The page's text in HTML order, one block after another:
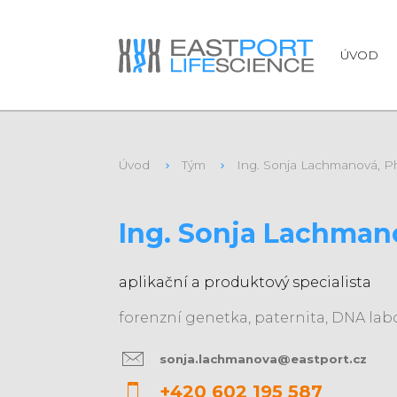
ÚVOD
Úvod Tým Ing. Sonja Lachmanová,
S kým se
Ing. Sonja
aplikační a produktový specialista
forenzní genetka, paternita, DNA
sonja.lachmanova@eastport.cz
+420 602 195 587